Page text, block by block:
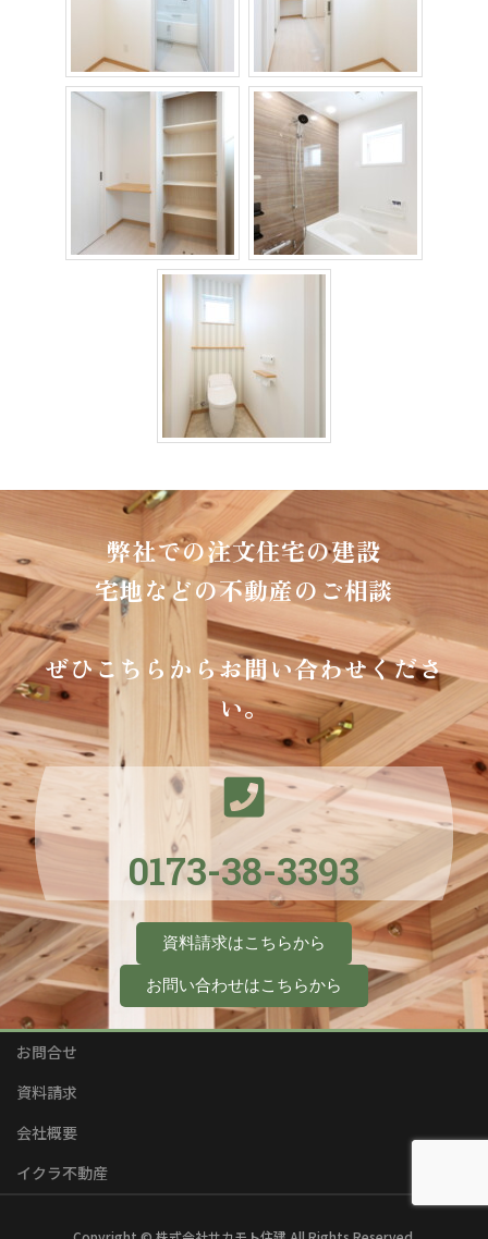
0173-38-3393
資料請求はこちらから
お問い合わせはこちらから
弊社での注文住宅の建設
宅地などの不動産のご相談
ぜひこちらからお問い合わせくださ
い。
お問合せ
資料請求
会社概要
イクラ不動産